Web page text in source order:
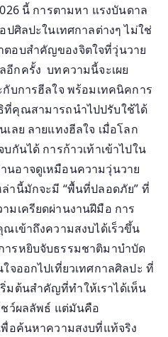
นี้ การตามหา แรงบันดาล
ปศิลปะในเทศกาลต่างๆ ไม่ใช่
อบสำคัญของจิตใจที่วุ่นวาย
กครั้ง บทความนี้จะเผย
บการฮีลใจ พร้อมเทคนิคการ
ที่คุณสามารถนำไปปรับใช้ได้
ลย ลายแทงฮีลใจ เมื่อโลก
กันได้ การก้าวเท้าเข้าไปใน
อาจดูเหมือนความวุ่นวาย
านี้มักจะมี “พื้นที่ปลอดภัย” ที่
มเครียดผ่านงานฝีมือ การ
เข้าถึงความสงบได้เร็วขึ้น
รหยิบจับธรรมชาติมาบำบัด
จออกไปเที่ยวเทศกาลศิลปะ ที่
มต้นสำคัญที่ทำให้เราได้เห็น
ชว์ผลลัพธ์ แต่มันคือ
พื่อค้นหาความสงบที่แท้จริง